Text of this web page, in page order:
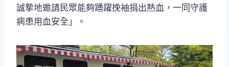
誠摯地邀請民眾能夠踴躍挽袖捐出熱血，一同守護
病患用血安全」。